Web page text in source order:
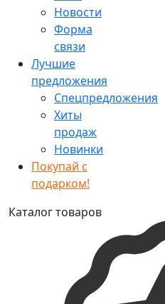
Новости
Форма
связи
Лучшие
предложения
Спецпредложения
Хиты
продаж
Новинки
Покупай с
подарком!
Каталог товаров